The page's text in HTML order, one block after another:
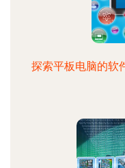
探索平板电脑的软